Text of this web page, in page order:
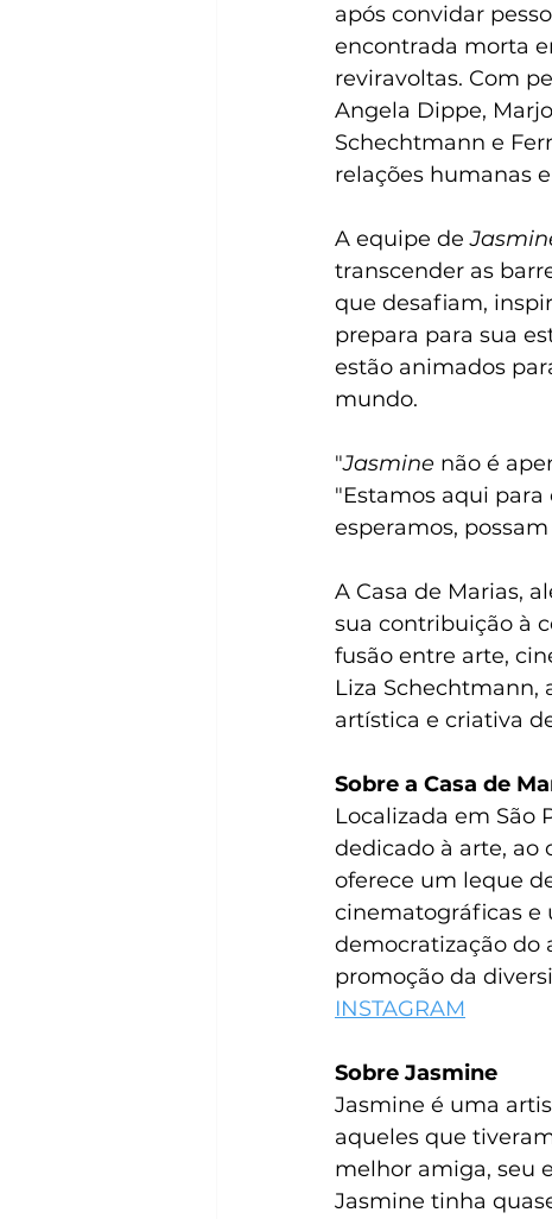
após convidar
encontrada morta
reviravoltas. Com
Angela Dippe,
Schechtmann e
relações humanas
A equipe de
transcender as
que desafiam,
prepara para sua
estão animados
mundo.
"Jasmine não é
"Estamos aqui
esperamos,
A Casa de Marias,
sua contribuição à
fusão entre arte,
Liza Schechtmann,
artística e criativa
Sobre a Casa de
Localizada em São
dedicado à arte, ao
oferece um leque
cinematográficas e
democratização do
promoção da
INSTAGRAM
Sobre Jasmine
Jasmine é uma
aqueles que
melhor amiga, seu
Jasmine tinha